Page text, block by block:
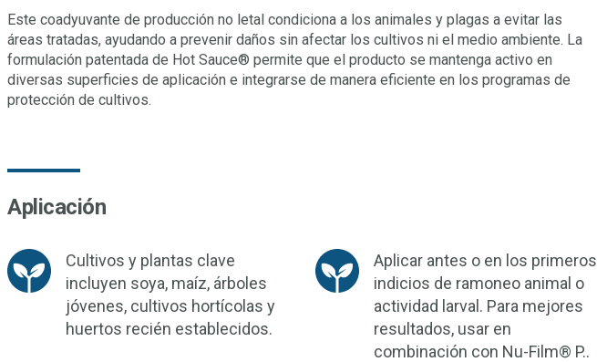
Este coadyuvante de producción no letal condiciona a los animales y plagas a evitar las
áreas tratadas, ayudando a prevenir daños sin afectar los cultivos ni el medio ambiente. La
formulación patentada de Hot Sauce® permite que el producto se mantenga activo en
diversas superficies de aplicación e integrarse de manera eficiente en los programas de
protección de cultivos.
Aplicación
Cultivos y plantas clave
incluyen soya, maíz, árboles
jóvenes, cultivos hortícolas y
huertos recién establecidos.
Aplicar antes o en los primeros
indicios de ramoneo animal o
actividad larval. Para mejores
resultados, usar en
combinación con Nu-Film® P..